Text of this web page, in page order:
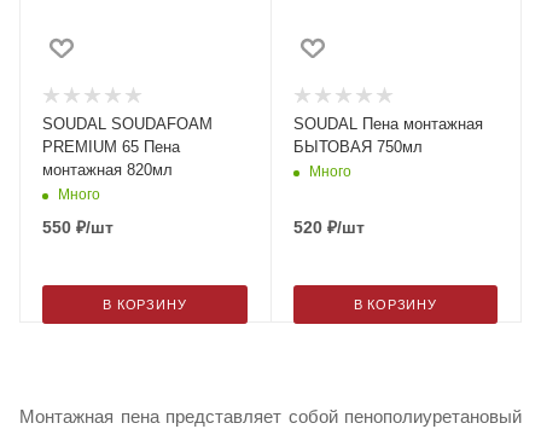
SOUDAL SOUDAFOAM
PREMIUM 65 Пена
монтажная 820мл
Много
550 ₽/шт
В КОРЗИНУ
SOUDAL Пена монтажная
БЫТОВАЯ 750мл
Много
520₽/шт
В КОРЗИНУ
Монтажная пена представляет собой пенополиуретановый